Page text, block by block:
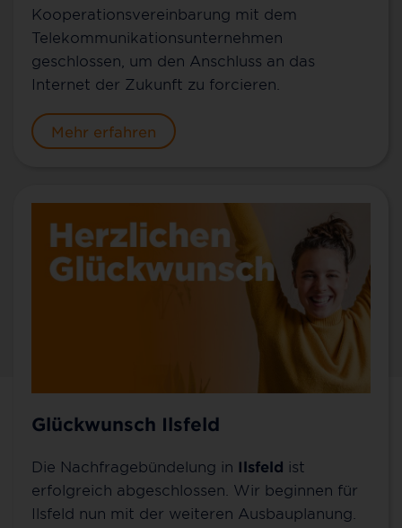
Kooperationsvereinbarung mit dem
Telekommunikationsunternehmen
geschlossen, um den Anschluss an das
Internet der Zukunft zu forcieren.
Mehr erfahren
Glückwunsch Ilsfeld
Die Nachfragebündelung in Ilsfeld ist
erfolgreich abgeschlossen. Wir beginnen für
Ilsfeld nun mit der weiteren Ausbauplanung.
Kontakt für Ilsfeld
Sie möchten mehr über 100 % Glasfaser bis ins
Zuhause (FTTH), über unsere günstigen MyNet-
Tarife und unsere Zusatzoptionen erfahren? Oder